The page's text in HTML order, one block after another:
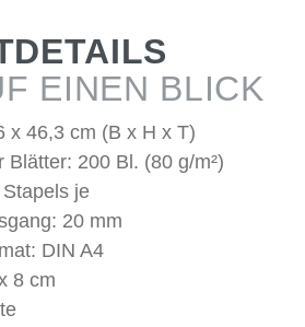
EINEN BLICK
x 46,3 cm (B x H x T)
Blätter: 200 Bl. (80 g/m²)
je
20 mm
DIN A4
8 cm